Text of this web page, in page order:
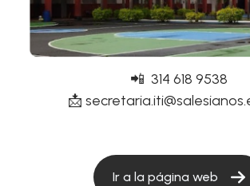
📲 314 618 9538
📩
Ir a la página web